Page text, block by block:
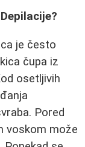
je često
čupa iz
osetljivih
Pored
voskom može